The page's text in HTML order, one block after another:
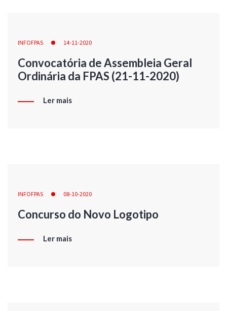
INFOFPAS 14-11-2020
Convocatória de Assembleia Geral
Ordinária da FPAS (21-11-2020)
Ler mais
INFOFPAS 08-10-2020
Concurso do Novo Logotipo
Ler mais